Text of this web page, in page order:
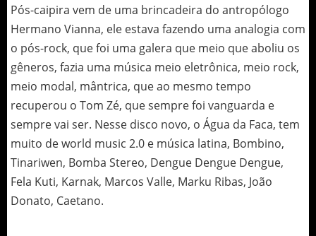
Pós-caipira vem de uma brincadeira do antropólogo
Hermano Vianna, ele estava fazendo uma analogia com
o pós-rock, que foi uma galera que meio que aboliu os
gêneros, fazia uma música meio eletrônica, meio rock,
meio modal, mântrica, que ao mesmo tempo
recuperou o Tom Zé, que sempre foi vanguarda e
sempre vai ser. Nesse disco novo, o Água da Faca, tem
muito de world music 2.0 e música latina, Bombino,
Tinariwen, Bomba Stereo, Dengue Dengue Dengue,
Fela Kuti, Karnak, Marcos Valle, Marku Ribas, João
Donato, Caetano.